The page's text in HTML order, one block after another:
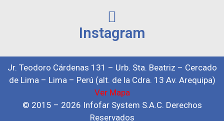
Instagram
Jr. Teodoro Cárdenas 131 – Urb. Sta. Beatriz – Cercado
de Lima – Lima – Perú (alt. de la Cdra. 13 Av. Arequipa)
Ver Mapa
© 2015 – 2026 Infofar System S.A.C. Derechos
Reservados